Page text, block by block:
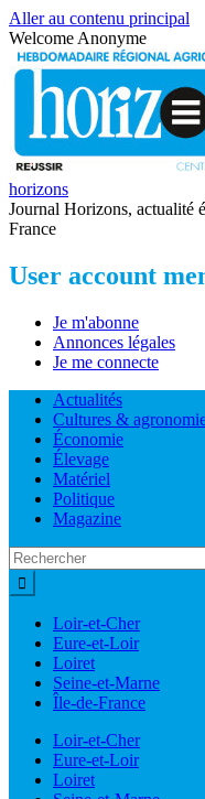
Aller au contenu principal
Welcome Anonyme
horizons
Journal Horizons, actualité
France
User account
Je m'abonne
Annonces légales
Je me connecte
Actualités
Cultures &
Économie
Élevage
Matériel
Politique
Magazine
Loir-et-Cher
Eure-et-Loir
Loiret
Seine-et-Marne
Île-de-France
Loir-et-Cher
Eure-et-Loir
Loiret